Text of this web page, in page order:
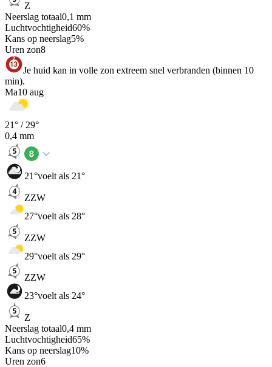
Z
Neerslag totaal0,1 mm
Luchtvochtigheid60%
Kans op neerslag5%
Uren zon8
Je huid kan in volle zon extreem snel verbranden (binnen 10
min).
Ma10 aug
21° / 29°
0,4 mm
21°voelt als 21°
ZZW
27°voelt als 28°
ZZW
29°voelt als 29°
ZZW
23°voelt als 24°
Z
Neerslag totaal0,4 mm
Luchtvochtigheid65%
Kans op neerslag10%
Uren zon6